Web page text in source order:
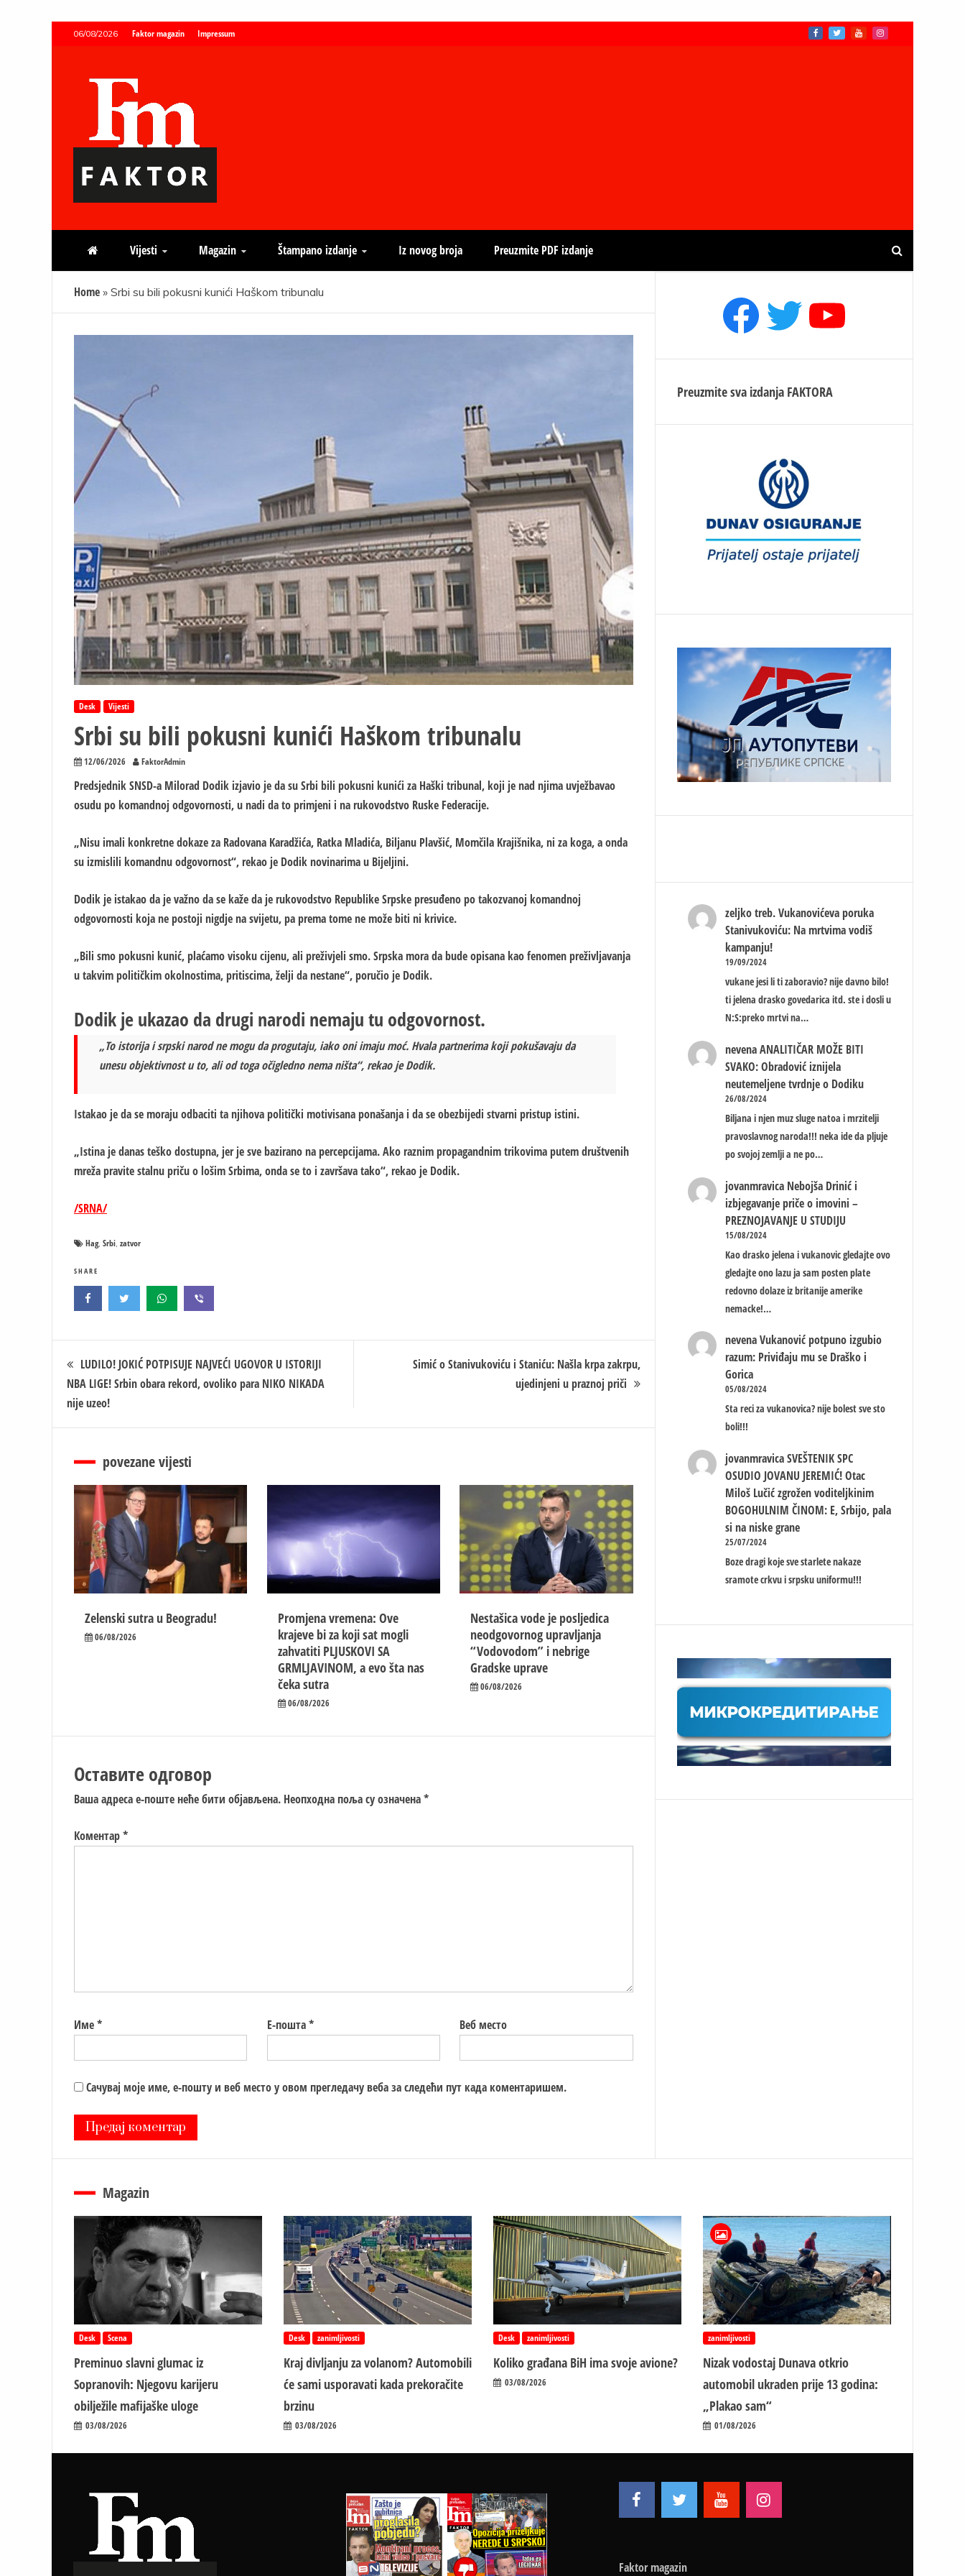
06/08/2026 Faktor magazin Impressum
Faktor magazin
Vijesti Magazin Štampano izdanje Iz novog broja Preuzmite PDF izdanje
Home » Srbi su bili pokusni kunići Haškom tribunalu
Desk Vijesti
Srbi su bili pokusni kunići Haškom tribunalu
12/06/2026 FaktorAdmin
Predsjednik SNSD-a Milorad Dodik izjavio je da su Srbi bili pokusni kunići za Haški tribunal, koji je nad njima uvježbavao
osudu po komandnoj odgovornosti, u nadi da to primjeni i na rukovodstvo Ruske Federacije.
„Nisu imali konkretne dokaze za Radovana Karadžića, Ratka Mladića, Biljanu Plavšić, Momčila Krajišnika, ni za koga, a onda
su izmislili komandnu odgovornost“, rekao je Dodik novinarima u Bijeljini.
Dodik je istakao da je važno da se kaže da je rukovodstvo Republike Srpske presuđeno po takozvanoj komandnoj
odgovornosti koja ne postoji nigdje na svijetu, pa prema tome ne može biti ni krivice.
„Bili smo pokusni kunić, plaćamo visoku cijenu, ali preživjeli smo. Srpska mora da bude opisana kao fenomen preživljavanja
u takvim političkim okolnostima, pritiscima, želji da nestane“, poručio je Dodik.
Dodik je ukazao da drugi narodi nemaju tu odgovornost.
„To istorija i srpski narod ne mogu da progutaju, iako oni imaju moć. Hvala partnerima koji pokušavaju da
unesu objektivnost u to, ali od toga očigledno nema ništa“, rekao je Dodik.
Istakao je da se moraju odbaciti ta njihova politički motivisana ponašanja i da se obezbijedi stvarni pristup istini.
„Istina je danas teško dostupna, jer je sve bazirano na percepcijama. Ako raznim propagandnim trikovima putem društvenih
mreža pravite stalnu priču o lošim Srbima, onda se to i završava tako“, rekao je Dodik.
/SRNA/
Hag, Srbi zatvor
SHARE
Кретање
чланка
LUDILO! JOKIĆ POTPISUJE NAJVEĆI UGOVOR U ISTORIJI
NBA LIGE! Srbin obara rekord, ovoliko para NIKO NIKADA
nije uzeo!
Simić o Stanivukoviću i Staniću: Našla krpa zakrpu,
ujedinjeni u praznoj priči
povezane vijesti
Zelenski sutra u Beogradu!
06/08/2026
Promjena vremena: Ove
krajeve bi za koji sat mogli
zahvatiti PLJUSKOVI SA
GRMLJAVINOM, a evo šta nas
čeka sutra
06/08/2026
Nestašica vode je posljedica
neodgovornog upravljanja
“Vodovodom” i nebrige
Gradske uprave
06/08/2026
Оставите одговор
Ваша адреса е-поште неће бити објављена. Неопходна поља су означена*
Коментар*
Име* Е-пошта* Веб место
Сачувај моје име, е-пошту и веб место у овом прегледачу веба за следећи пут када коментаришем.
Facebook
TwitterYouTube
Preuzmite sva izdanja FAKTORA
zeljko treb. Vukanovićeva poruka
Stanivukoviću: Na mrtvima vodiš
kampanju!
19/09/2024
vukane jesi li ti zaboravio? nije davno bilo!
ti jelena drasko govedarica itd. ste i dosli u
N:S:preko mrtvi na…
nevena ANALITIČAR MOŽE BITI
SVAKO: Obradović iznijela
neutemeljene tvrdnje o Dodiku
26/08/2024
Biljana i njen muz sluge natoa i mrzitelji
pravoslavnog naroda!!! neka ide da pljuje
po svojoj zemlji a ne po…
jovanmravica Nebojša Drinić i
izbjegavanje priče o imovini –
PREZNOJAVANJE U STUDIJU
15/08/2024
Kao drasko jelena i vukanovic gledajte ovo
gledajte ono lazu ja sam posten plate
redovno dolaze iz britanije amerike
nemacke!…
nevena Vukanović potpuno izgubio
razum: Priviđaju mu se Draško i
Gorica
05/08/2024
Sta reci za vukanovica? nije bolest sve sto
boli!!!
jovanmravica SVEŠTENIK SPC
OSUDIO JOVANU JEREMIĆ! Otac
Miloš Lučić zgrožen voditeljkinim
BOGOHULNIM ČINOM: E, Srbijo, pala
si na niske grane
25/07/2024
Boze dragi koje sve starlete nakaze
sramote crkvu i srpsku uniformu!!!
Magazin
Desk Scena
Preminuo slavni glumac iz
Sopranovih: Njegovu karijeru
obilježile mafijaške uloge
03/08/2026
Desk zanimljivosti
Kraj divljanju za volanom? Automobili
će sami usporavati kada prekoračite
brzinu
03/08/2026
Desk zanimljivosti
Koliko građana BiH ima svoje avione?
03/08/2026
zanimljivosti
Nizak vodostaj Dunava otkrio
automobil ukraden prije 13 godina:
„Plakao sam“
01/08/2026
Faktor magazin